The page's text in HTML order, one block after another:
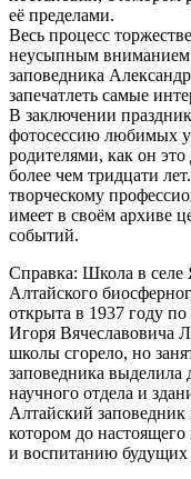
её пределами.
Весь процесс
неусыпным вниманием
заповедника
запечатлеть самые
В заключении
фотосессию любимых
родителями, как он
более чем тридцати
творческому
имеет в своём архиве
событий.
Справка: Школа в селе
Алтайского
открыта в 1937 году
Игоря Вячеславовича
школы сгорело, но
заповедника выделила
научного отдела и
Алтайский
котором до
и воспитанию